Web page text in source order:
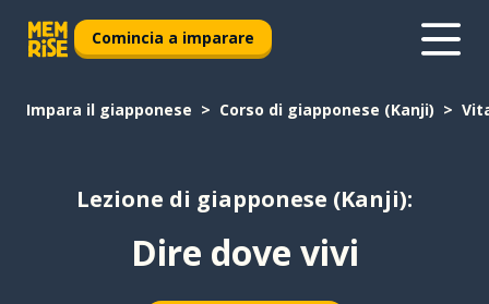
Comincia a imparare
Impara il giapponese Corso di giapponese (Kanji)
Lezione di giapponese (Kanji):
Dire dove vivi